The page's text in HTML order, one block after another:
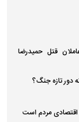
قتل حمیدرضا
دور تازه جنگ؟
اقتصادی مردم است